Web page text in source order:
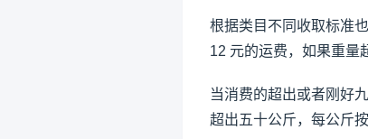
根据类目不同收取标准
12 元的运费，如果重量
当消费的超出或者刚好
超出五十公斤，每公斤